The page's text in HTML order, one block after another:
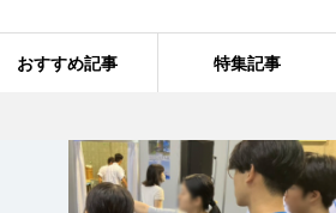
おすすめ記事 特集記事